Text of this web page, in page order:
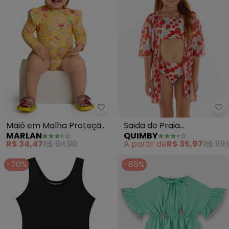
Marlan - Maiô em Malha
Maiô em Malha Proteção
Uv Cute Ocean
(Amarelo)
MARLAN
R$ 34,47R$ 114,90
Saida de Praia
Estampada Menina
(Bege)
QUIMBY
A partir deR$ 35,97R$
-70%
-65%